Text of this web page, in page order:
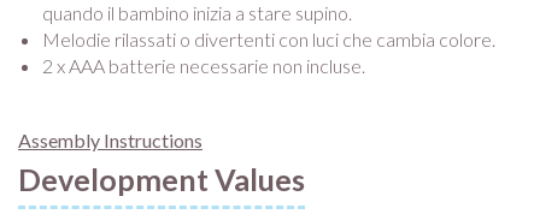
quando il bambino inizia a stare supino.
Melodie rilassati o divertenti con luci che cambia colore.
2 x AAA batterie necessarie non incluse.
Assembly Instructions
Development Values